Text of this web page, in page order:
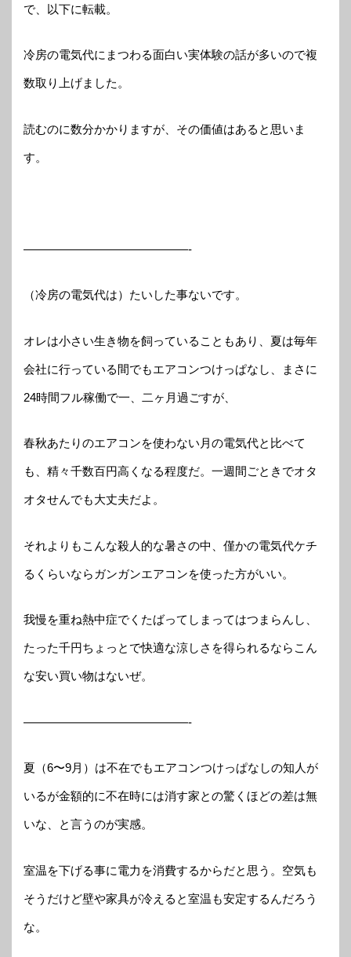
で、以下に転載。
冷房の電気代にまつわる面白い実体験の話が多いので複
数取り上げました。
読むのに数分かかりますが、その価値はあると思いま
す。
——————————————-
（冷房の電気代は）たいした事ないです。
オレは小さい生き物を飼っていることもあり、夏は毎年
会社に行っている間でもエアコンつけっぱなし、まさに
24時間フル稼働で一、二ヶ月過ごすが、
春秋あたりのエアコンを使わない月の電気代と比べて
も、精々千数百円高くなる程度だ。一週間ごときでオタ
オタせんでも大丈夫だよ。
それよりもこんな殺人的な暑さの中、僅かの電気代ケチ
るくらいならガンガンエアコンを使った方がいい。
我慢を重ね熱中症でくたばってしまってはつまらんし、
たった千円ちょっとで快適な涼しさを得られるならこん
な安い買い物はないぜ。
——————————————-
夏（6〜9月）は不在でもエアコンつけっぱなしの知人が
いるが金額的に不在時には消す家との驚くほどの差は無
いな、と言うのが実感。
室温を下げる事に電力を消費するからだと思う。空気も
そうだけど壁や家具が冷えると室温も安定するんだろう
な。